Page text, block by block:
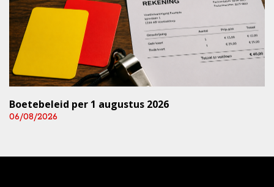
Boetebeleid per 1 augustus 2026
06/08/2026